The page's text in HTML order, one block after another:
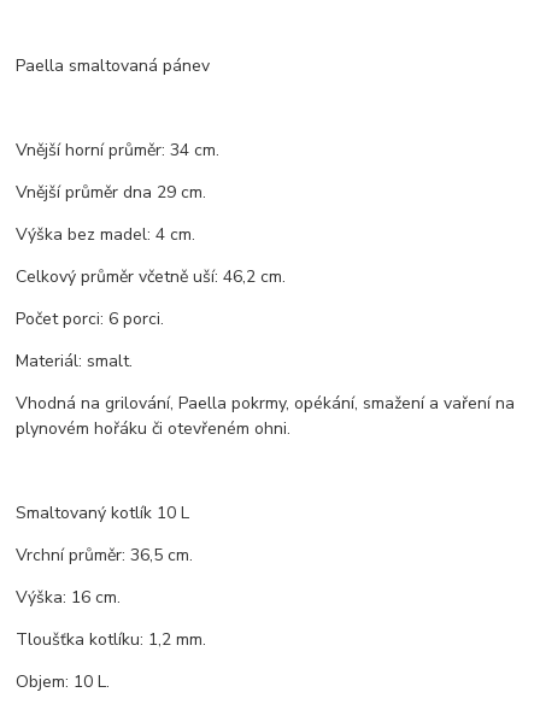
Paella smaltovaná pánev
Vnější horní průměr: 34 cm.
Vnější průměr dna 29 cm.
Výška bez madel: 4 cm.
Celkový průměr včetně uší: 46,2 cm.
Počet porci: 6 porci.
Materiál: smalt.
Vhodná na grilování, Paella pokrmy, opékání, smažení a vaření na
plynovém hořáku či otevřeném ohni.
Smaltovaný kotlík 10 L
Vrchní průměr: 36,5 cm.
Výška: 16 cm.
Tloušťka kotlíku: 1,2 mm.
Objem: 10 L.